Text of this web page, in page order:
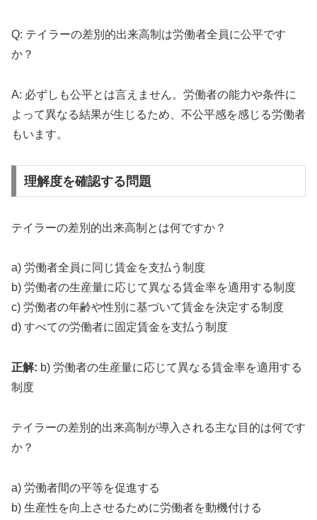
Q: テイラーの差別的出来高制は労働者全員に公平です
か？
A: 必ずしも公平とは言えません。労働者の能力や条件に
よって異なる結果が生じるため、不公平感を感じる労働者
もいます。
理解度を確認する問題
テイラーの差別的出来高制とは何ですか？
a) 労働者全員に同じ賃金を支払う制度
b) 労働者の生産量に応じて異なる賃金率を適用する制度
c) 労働者の年齢や性別に基づいて賃金を決定する制度
d) すべての労働者に固定賃金を支払う制度
正解: b) 労働者の生産量に応じて異なる賃金率を適用する
制度
テイラーの差別的出来高制が導入される主な目的は何です
か？
a) 労働者間の平等を促進する
b) 生産性を向上させるために労働者を動機付ける